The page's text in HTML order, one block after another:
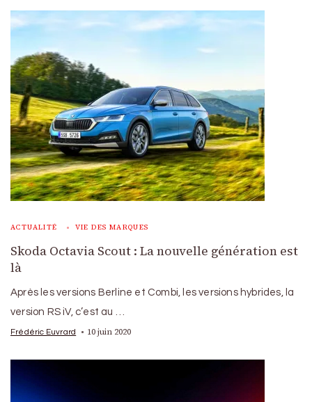
ACTUALITÉ VIE DES MARQUES
Skoda Octavia Scout : La nouvelle génération est
là
Après les versions Berline et Combi, les versions hybrides, la
version RS iV, c’est au …
Frédéric Euvrard 10 juin 2020